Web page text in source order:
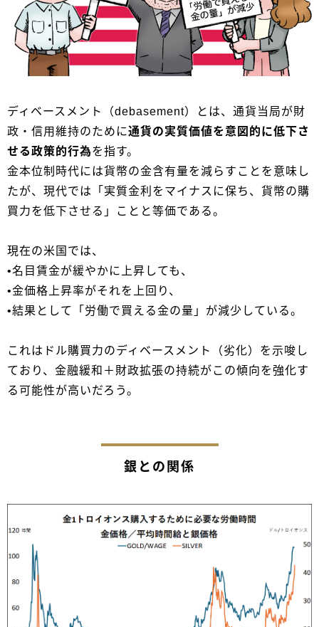
ディベースメント（debasement）とは、通貨当局が財
政・信用維持のために通貨の実質価値を意図的に低下さ
せる政策的行為を指す。
金本位制時代には貨幣の金含有量を減らすことを意味し
たが、現代では「実質金利をマイナスに保ち、貨幣の購
買力を低下させる」ことと等価である。
現在の米国では、
•名目賃金が緩やかに上昇しても、
•金価格上昇率がそれを上回り、
•結果として「労働で買える金の量」が減少している。
これはドル購買力のディベースメント（劣化）を示唆し
ており、金融緩和＋財政拡張の持続がこの傾向を強化す
る可能性が高いだろう。
銀との関係